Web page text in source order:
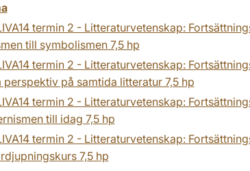
termin 2 - Litteraturvetenskap:
till symbolismen 7,5 hp
termin 2 - Litteraturvetenskap:
perspektiv på samtida litteratur 7,5 hp
termin 2 - Litteraturvetenskap:
till idag 7,5 hp
termin 2 - Litteraturvetenskap:
7,5 hp